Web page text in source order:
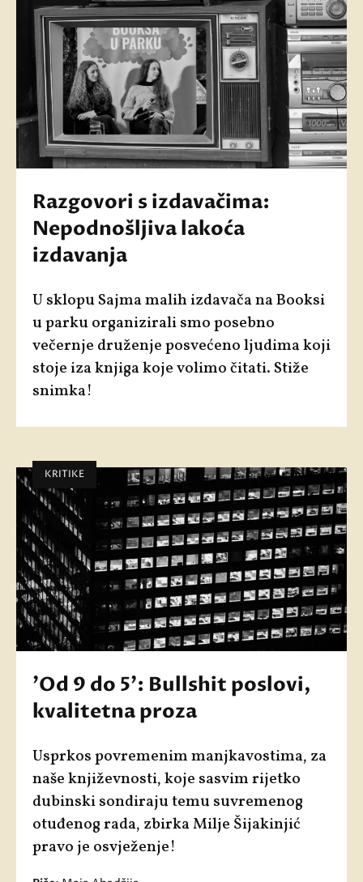
Razgovori s izdavačima:
Nepodnošljiva lakoća
izdavanja
U sklopuSajma malih izdavačanaBooksi
u parkuorganizirali smo posebno
večernje druženje posvećeno ljudima koji
stoje iza knjiga koje volimo čitati. Stiže
snimka!
KRITIKE
'Od 9 do 5': Bullshit poslovi,
kvalitetna proza
Usprkos povremenim manjkavostima, za
naše književnosti, koje sasvim rijetko
dubinski sondiraju temu suvremenog
otuđenog rada, zbirka Milje Šijakinjić
pravo je osvježenje!